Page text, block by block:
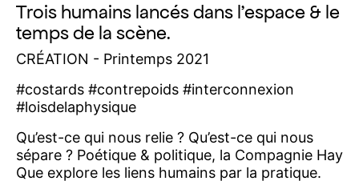
Trois humains lancés dans l’espace & le
temps de la scène.
CRÉATION - Printemps 2021
#costards #contrepoids #interconnexion
#loisdelaphysique
Qu’est-ce qui nous relie ? Qu’est-ce qui nous
sépare ? Poétique & politique, la Compagnie Hay
Que explore les liens humains par la pratique.